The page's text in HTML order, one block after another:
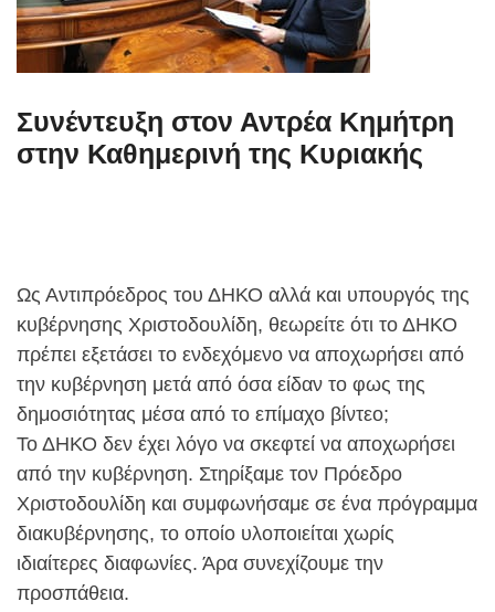
Συνέντευξη στον Αντρέα Κημήτρη
στην Καθημερινή της Κυριακής
Ως Αντιπρόεδρος του ΔΗΚΟ αλλά και υπουργός της
κυβέρνησης Χριστοδουλίδη, θεωρείτε ότι το ΔΗΚΟ
πρέπει εξετάσει το ενδεχόμενο να αποχωρήσει από
την κυβέρνηση μετά από όσα είδαν το φως της
δημοσιότητας μέσα από το επίμαχο βίντεο;
Το ΔΗΚΟ δεν έχει λόγο να σκεφτεί να αποχωρήσει
από την κυβέρνηση. Στηρίξαμε τον Πρόεδρο
Χριστοδουλίδη και συμφωνήσαμε σε ένα πρόγραμμα
διακυβέρνησης, το οποίο υλοποιείται χωρίς
ιδιαίτερες διαφωνίες. Άρα συνεχίζουμε την
προσπάθεια.